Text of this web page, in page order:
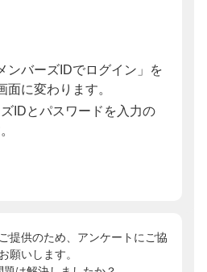
ンバーズIDでログイン」を
に変わります。
IDとパスワードを入力の
提供のため、アンケートにご協
願いします。